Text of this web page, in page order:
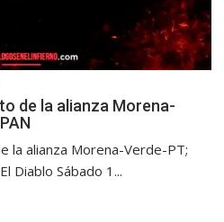
de la alianza Morena-
la alianza Morena-Verde-PT;
Diablo Sábado 1...